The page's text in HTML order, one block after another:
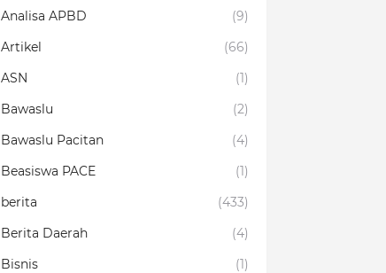
Analisa APBD
(9)
Artikel
(66)
ASN
(1)
Bawaslu
(2)
Bawaslu Pacitan
(4)
Beasiswa PACE
(1)
berita
(433)
Berita Daerah
(4)
Bisnis
(1)